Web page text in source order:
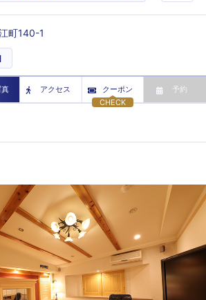
町140-1
アクセス
CHECK
クーポン 予約